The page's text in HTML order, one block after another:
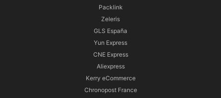
Packlink
Zeleris
GLS España
Yun Express
CNE Express
Aliexpress
Kerry eCommerce
Chronopost France